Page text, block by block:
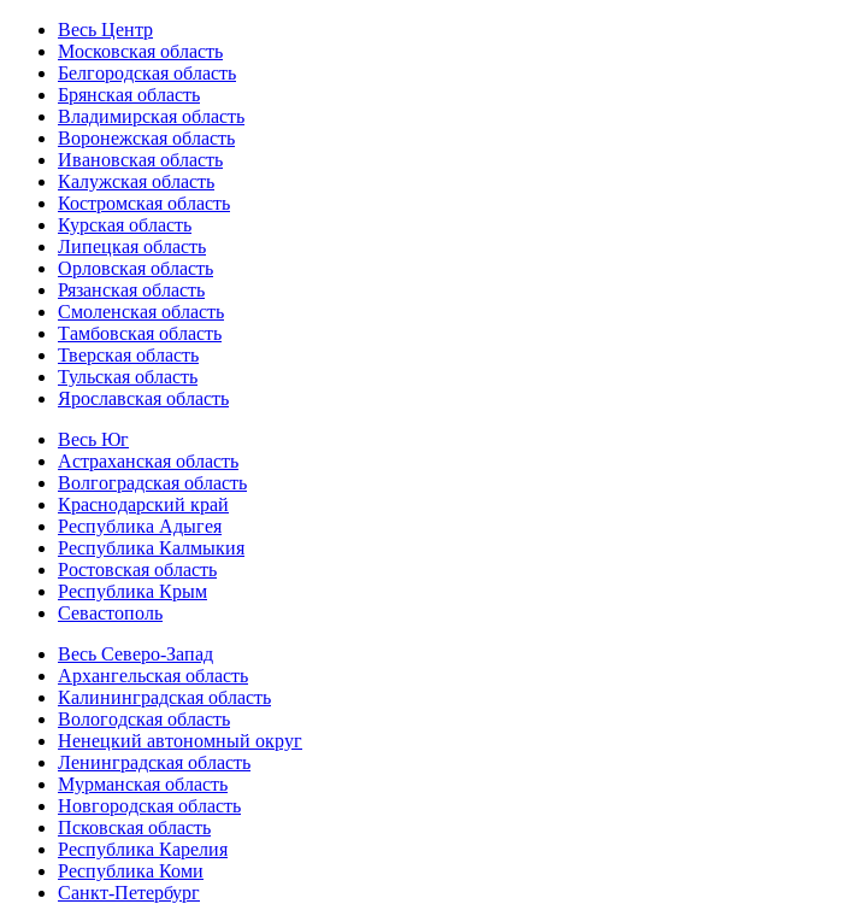
Весь Центр
Московская область
Белгородская область
Брянская область
Владимирская область
Воронежская область
Ивановская область
Калужская область
Костромская область
Курская область
Липецкая область
Орловская область
Рязанская область
Смоленская область
Тамбовская область
Тверская область
Тульская область
Ярославская область
Весь Юг
Астраханская область
Волгоградская область
Краснодарский край
Республика Адыгея
Республика Калмыкия
Ростовская область
Республика Крым
Севастополь
Весь Северо-Запад
Архангельская область
Калининградская область
Вологодская область
Ненецкий автономный округ
Ленинградская область
Мурманская область
Новгородская область
Псковская область
Республика Карелия
Республика Коми
Санкт-Петербург